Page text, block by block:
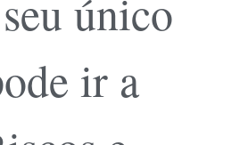
único
ir a